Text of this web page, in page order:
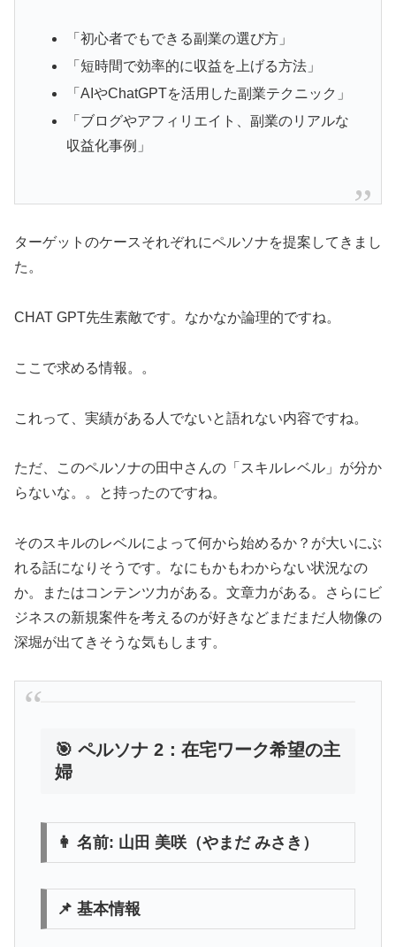
「初心者でもできる副業の選び方」
「短時間で効率的に収益を上げる方法」
「AIやChatGPTを活用した副業テクニック」
「ブログやアフィリエイト、副業のリアルな
収益化事例」
ターゲットのケースそれぞれにペルソナを提案してきまし
た。
CHAT GPT先生素敵です。なかなか論理的ですね。
ここで求める情報。。
これって、実績がある人でないと語れない内容ですね。
ただ、このペルソナの田中さんの「スキルレベル」が分か
らないな。。と持ったのですね。
そのスキルのレベルによって何から始めるか？が大いにぶ
れる話になりそうです。なにもかもわからない状況なの
か。またはコンテンツ力がある。文章力がある。さらにビ
ジネスの新規案件を考えるのが好きなどまだまだ人物像の
深堀が出てきそうな気もします。
🎯 ペルソナ 2：在宅ワーク希望の主
婦
👩 名前: 山田 美咲（やまだ みさき）
📌 基本情報